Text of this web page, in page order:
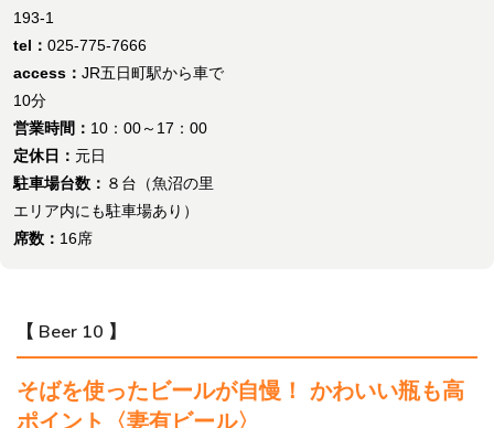
193-1
tel： 025-775-7666
access： JR五日町駅から車で
10分
営業時間： 10：00～17：00
定休日： 元日
駐車場台数： ８台（魚沼の里
エリア内にも駐車場あり）
席数： 16席
【 Beer 10 】
そばを使ったビールが自慢！ かわいい瓶も高
ポイント〈妻有ビール〉